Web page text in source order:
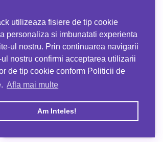
utilizeaza fisiere de tip cookie
personaliza si imbunatati experienta
ul nostru. Prin continuarea navigarii
ul nostru confirmi acceptarea utilizarii
de tip cookie conform Politicii de
Afla mai multe
Am Inteles!
MYPROTEIN
Ai40%reducere la orice comandă
folosind codul EATTRACK